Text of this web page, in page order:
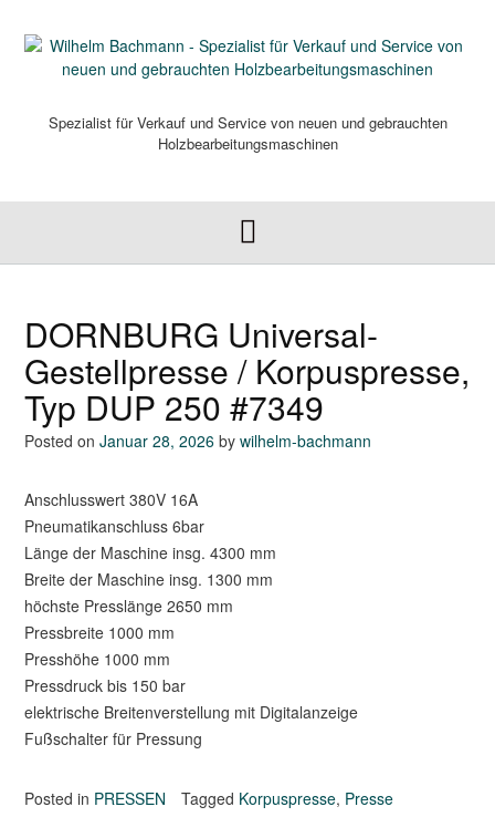
content
Spezialist für Verkauf und Service von neuen und gebrauchten
Holzbearbeitungsmaschinen
DORNBURG Universal-
Gestellpresse / Korpuspresse,
Typ DUP 250 #7349
Posted on Januar 28, 2026 by wilhelm-bachmann
Anschlusswert 380V 16A
Pneumatikanschluss 6bar
Länge der Maschine insg. 4300 mm
Breite der Maschine insg. 1300 mm
höchste Presslänge 2650 mm
Pressbreite 1000 mm
Presshöhe 1000 mm
Pressdruck bis 150 bar
elektrische Breitenverstellung mit Digitalanzeige
Fußschalter für Pressung
Posted in PRESSEN Tagged Korpuspresse, Presse